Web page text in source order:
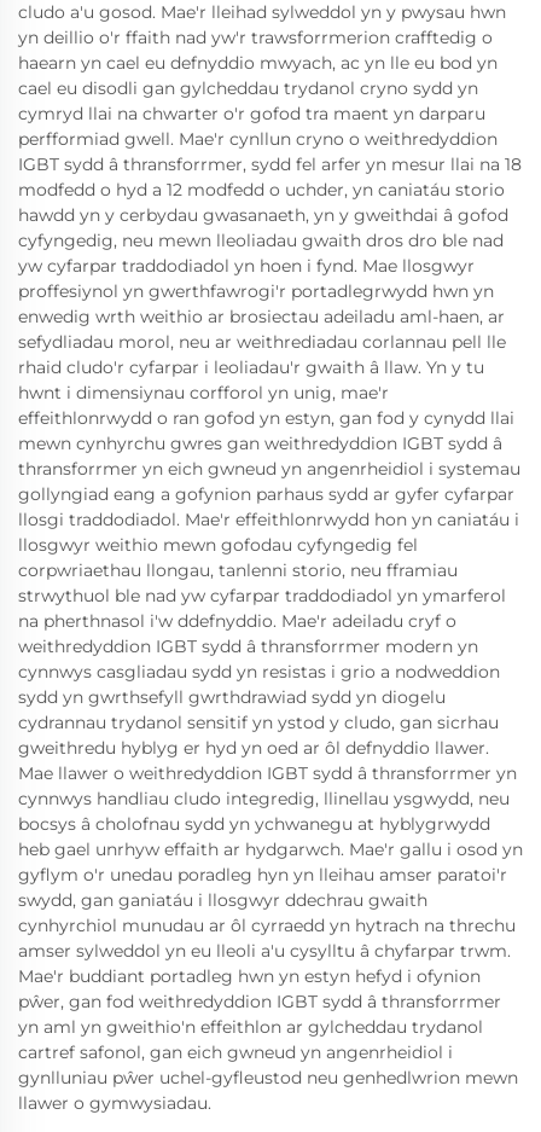
cludo a'u gosod. Mae'r lleihad sylweddol yn y pwysau hwn
yn deillio o'r ffaith nad yw'r trawsforrmerion crafftedig o
haearn yn cael eu defnyddio mwyach, ac yn lle eu bod yn
cael eu disodli gan gylcheddau trydanol cryno sydd yn
cymryd llai na chwarter o'r gofod tra maent yn darparu
perfformiad gwell. Mae'r cynllun cryno o weithredyddion
IGBT sydd â thransforrmer, sydd fel arfer yn mesur llai na 18
modfedd o hyd a 12 modfedd o uchder, yn caniatáu storio
hawdd yn y cerbydau gwasanaeth, yn y gweithdai â gofod
cyfyngedig, neu mewn lleoliadau gwaith dros dro ble nad
yw cyfarpar traddodiadol yn hoen i fynd. Mae llosgwyr
proffesiynol yn gwerthfawrogi'r portadlegrwydd hwn yn
enwedig wrth weithio ar brosiectau adeiladu aml-haen, ar
sefydliadau morol, neu ar weithrediadau corlannau pell lle
rhaid cludo'r cyfarpar i leoliadau'r gwaith â llaw. Yn y tu
hwnt i dimensiynau corfforol yn unig, mae'r
effeithlonrwydd o ran gofod yn estyn, gan fod y cynydd llai
mewn cynhyrchu gwres gan weithredyddion IGBT sydd â
thransforrmer yn eich gwneud yn angenrheidiol i systemau
gollyngiad eang a gofynion parhaus sydd ar gyfer cyfarpar
llosgi traddodiadol. Mae'r effeithlonrwydd hon yn caniatáu i
llosgwyr weithio mewn gofodau cyfyngedig fel
corpwriaethau llongau, tanlenni storio, neu fframiau
strwythuol ble nad yw cyfarpar traddodiadol yn ymarferol
na pherthnasol i'w ddefnyddio. Mae'r adeiladu cryf o
weithredyddion IGBT sydd â thransforrmer modern yn
cynnwys casgliadau sydd yn resistas i grio a nodweddion
sydd yn gwrthsefyll gwrthdrawiad sydd yn diogelu
cydrannau trydanol sensitif yn ystod y cludo, gan sicrhau
gweithredu hyblyg er hyd yn oed ar ôl defnyddio llawer.
Mae llawer o weithredyddion IGBT sydd â thransforrmer yn
cynnwys handliau cludo integredig, llinellau ysgwydd, neu
bocsys â cholofnau sydd yn ychwanegu at hyblygrwydd
heb gael unrhyw effaith ar hydgarwch. Mae'r gallu i osod yn
gyflym o'r unedau poradleg hyn yn lleihau amser paratoi'r
swydd, gan ganiatáu i llosgwyr ddechrau gwaith
cynhyrchiol munudau ar ôl cyrraedd yn hytrach na threchu
amser sylweddol yn eu lleoli a'u cysylltu â chyfarpar trwm.
Mae'r buddiant portadleg hwn yn estyn hefyd i ofynion
pŵer, gan fod weithredyddion IGBT sydd â thransforrmer
yn aml yn gweithio'n effeithlon ar gylcheddau trydanol
cartref safonol, gan eich gwneud yn angenrheidiol i
gynlluniau pŵer uchel-gyfleustod neu genhedlwrion mewn
llawer o gymwysiadau.